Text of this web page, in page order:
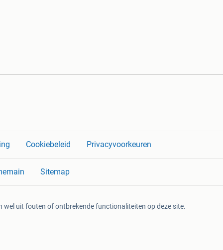
Cookiebeleid Privacyvoorkeuren
Sitemap
uit fouten of ontbrekende functionaliteiten op deze site.